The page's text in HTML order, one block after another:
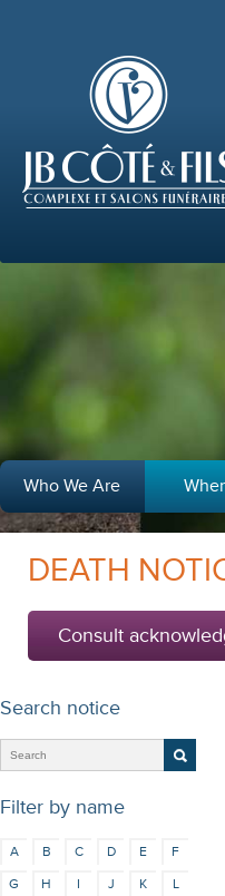
Who We Are
DEATH
Consult
Search notice
Filter by name
A B C D E
F
G
H I J K
L